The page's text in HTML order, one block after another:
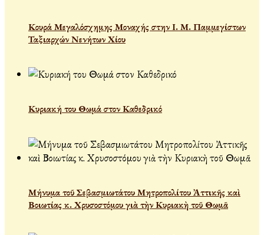
Κουρά Μεγαλόσχημης Μοναχής στην Ι. Μ. Παμμεγίστων
Ταξιαρχών Νενήτων Χίου
Κυριακή του Θωμά στον Καθεδρικό
Μήνυμα τοῦ Σεβασμιωτάτου Μητροπολίτου Ἀττικῆς καὶ
Βοιωτίας κ. Χρυσοστόμου γιὰ τὴν Κυριακὴ τοῦ Θωμᾶ